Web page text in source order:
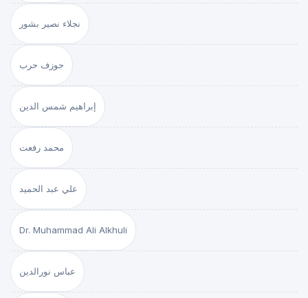
نجلاء نصير بشور
جوزف حرب
إبراهيم شمس الدين
محمد رفعت
علي عبد الحميد
Dr. Muhammad Ali Alkhuli
عباس نورالدين